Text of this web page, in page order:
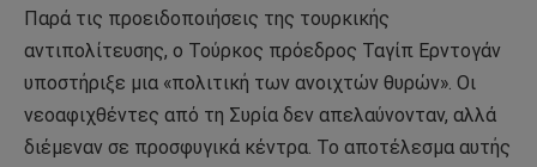
Παρά τις προειδοποιήσεις της τουρκικής
αντιπολίτευσης, ο Τούρκος πρόεδρος Ταγίπ Ερντογάν
υποστήριξε μια «πολιτική των ανοιχτών θυρών». Οι
νεοαφιχθέντες από τη Συρία δεν απελαύνονταν, αλλά
διέμεναν σε προσφυγικά κέντρα. Το αποτέλεσμα αυτής